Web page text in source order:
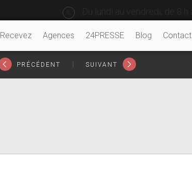
Recevez Agences 24PRESSE Blog Contact
PRÉCÉDENT SUIVANT